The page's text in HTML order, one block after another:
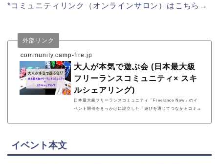
*コミュニティリンク（オンラインサロン）はこちら→
community.camp-fire.jp
外部リンク
大人が本気で遊ぶ会 (日本最大級
フリーランスコミュニティ× スキ
ルシェアリング)
日本最大級フリーランスコミュニティ「Freelance Now」のイ
ベント開催をきっかけに設立した「遊びを通じてつながるコミュ
ながらに「スキルシェアリング」・「メンバー間での業務委託契
イベント本文